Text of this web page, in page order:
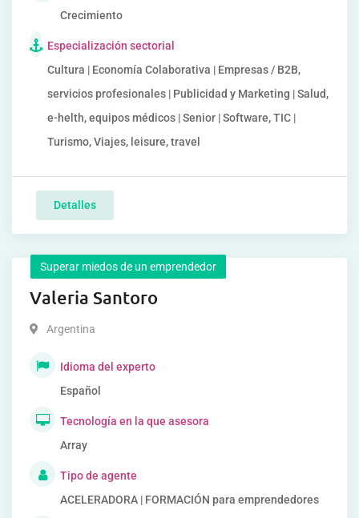
Crecimiento
Especialización sectorial
Cultura | Economía Colaborativa | Empresas / B2B,
servicios profesionales | Publicidad y Marketing | Salud,
e-helth, equipos médicos | Senior | Software, TIC |
Turismo, Viajes, leisure, travel
Detalles
Superar miedos de un emprendedor
Valeria Santoro
Argentina
Idioma del experto
Español
Tecnología en la que asesora
Array
Tipo de agente
ACELERADORA | FORMACIÓN para emprendedores